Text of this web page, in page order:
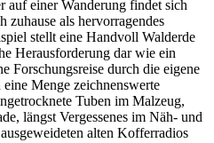
auf einer Wanderung findet sich
zuhause als hervorragendes
stellt eine Handvoll Walderde
Herausforderung dar wie ein
Forschungsreise durch die eigene
Menge zeichnenswerte
Tuben im Malzeug,
längst Vergessenes im Näh- und
alten Kofferradios